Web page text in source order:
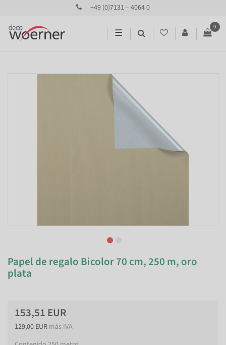
+49 (0)7131 – 4064 0
☰
0
Papel de regalo Bicolor 70 cm, 250 m, oro
plata
153,51 EUR
129,00 EUR más IVA